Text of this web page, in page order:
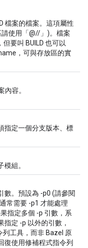
檔案的檔案。這項屬性
使用「@//」)。檔案
要叫 BUILD 也可以
，可與存放區的實
內容。
指定一個分支版本、標
組。
數。預設為 -p0 (請參閱
常需要 -p1 才能處理
指定多個 -p 引數，系
定 -p 以外的引數，
列工具，而非 Bazel 原
復使用修補程式指令列